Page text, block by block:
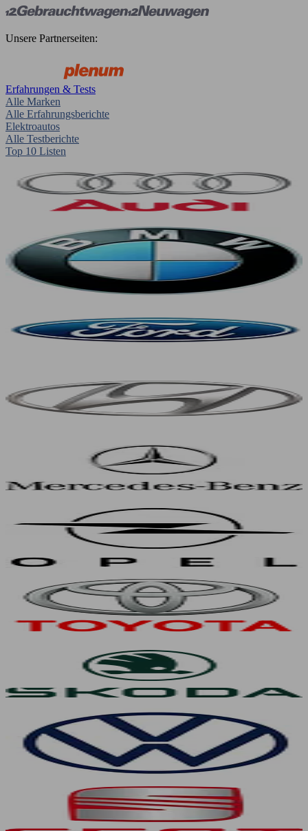
Unsere Partnerseiten:
Erfahrungen & Tests
Alle Marken
Alle Erfahrungsberichte
Elektroautos
Alle Testberichte
Top 10 Listen